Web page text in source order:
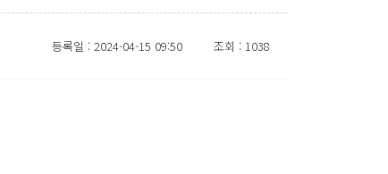
조회 : 1038
등록일 : 2024-04-15 09:50